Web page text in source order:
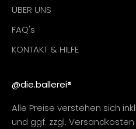
ÜBER UNS
FAQ's
KONTAKT & HILFE
@die.ballerei®
Alle Preise verstehen sich
und ggf. zzgl.